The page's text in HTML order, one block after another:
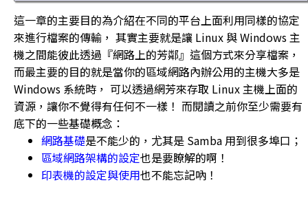
這一章的主要目的為介紹在不同的平台上面利用同樣的協定
來進行檔案的傳輸， 其實主要就是讓 Linux 與 Windows 主
機之間能彼此透過『網路上的芳鄰』這個方式來分享檔案，
而最主要的目的就是當你的區域網路內辦公用的主機大多是
Windows 系統時， 可以透過網芳來存取 Linux 主機上面的
資源，讓你不覺得有任何不一樣！ 而閱讀之前你至少需要有
底下的一些基礎概念：
網路基礎是不能少的，尤其是 Samba 用到很多埠口；
區域網路架構的設定也是要瞭解的啊！
印表機的設定與使用也不能忘記吶！